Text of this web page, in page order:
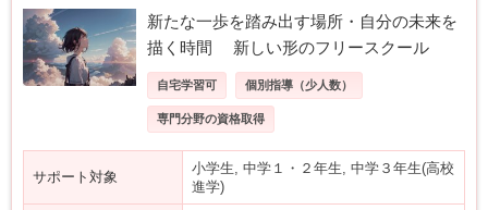
新たな一歩を踏み出す場所・自分の未来を
描く時間 新しい形のフリースクール
自宅学習可 個別指導（少人数）
専門分野の資格取得
サポート対象
小学生, 中学１・２年生, 中学３年生(高校
進学)